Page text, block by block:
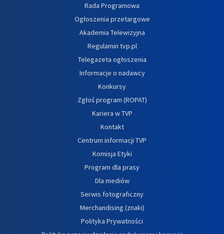
Rada Programowa
Ogłoszenia przetargowe
Akademia Telewizyjna
Regulamin tvp.pl
Telegazeta ogłoszenia
Informacje o nadawcy
Konkursy
Zgłoś program (ROPAT)
Kariera w TVP
Kontakt
Centrum informacji TVP
Komisja Etyki
Program dla prasy
Dla mediów
Serwis fotograficzny
Merchandising (znaki)
Polityka Prywatności